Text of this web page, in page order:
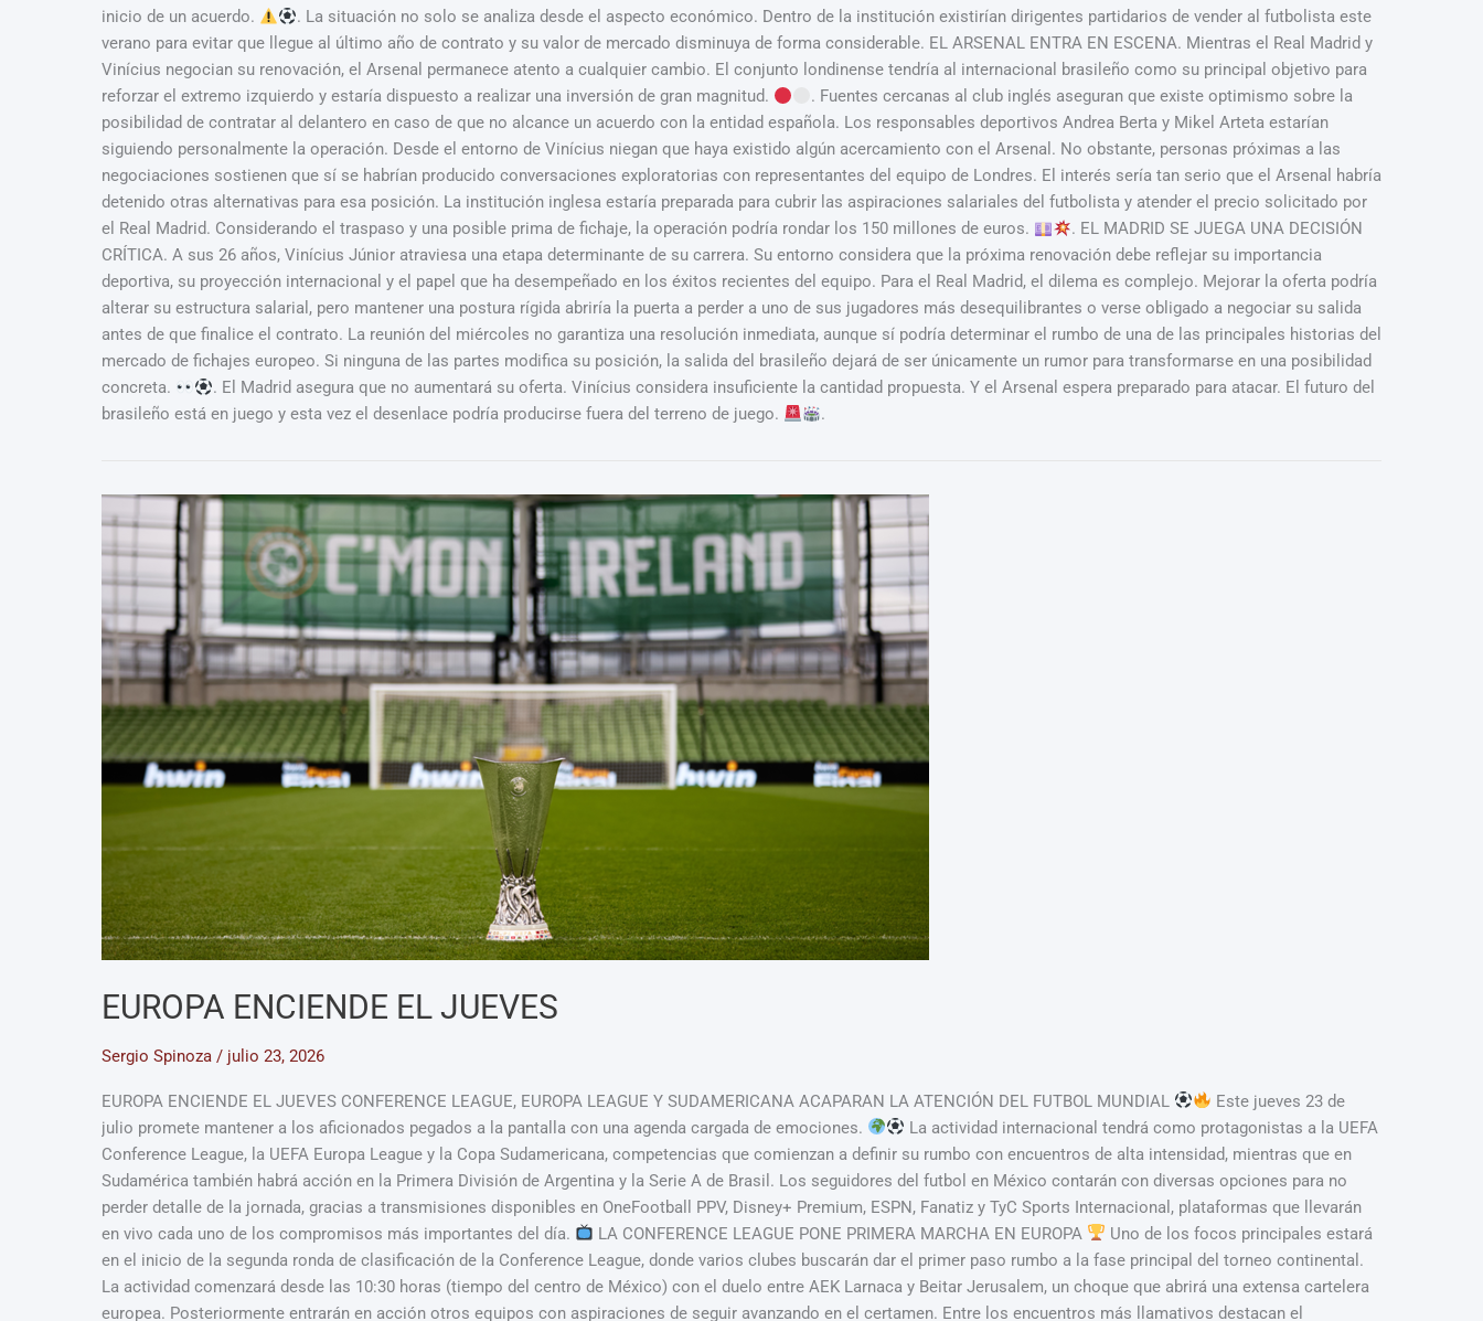
inicio de un acuerdo.
. La situación no solo se analiza desde el aspecto económico. Dentro de la institución existirían dirigentes partidarios de vender al futbolista este
verano para evitar que llegue al último año de contrato y su valor de mercado disminuya de forma considerable. EL ARSENAL ENTRA EN ESCENA. Mientras el Real Madrid y
Vinícius negocian su renovación, el Arsenal permanece atento a cualquier cambio. El conjunto londinense tendría al internacional brasileño como su principal objetivo para
reforzar el extremo izquierdo y estaría dispuesto a realizar una inversión de gran magnitud.
. Fuentes cercanas al club inglés aseguran que existe optimismo sobre la
posibilidad de contratar al delantero en caso de que no alcance un acuerdo con la entidad española. Los responsables deportivos Andrea Berta y Mikel Arteta estarían
siguiendo personalmente la operación. Desde el entorno de Vinícius niegan que haya existido algún acercamiento con el Arsenal. No obstante, personas próximas a las
negociaciones sostienen que sí se habrían producido conversaciones exploratorias con representantes del equipo de Londres. El interés sería tan serio que el Arsenal habría
detenido otras alternativas para esa posición. La institución inglesa estaría preparada para cubrir las aspiraciones salariales del futbolista y atender el precio solicitado por
el Real Madrid. Considerando el traspaso y una posible prima de fichaje, la operación podría rondar los 150 millones de euros.
. EL MADRID SE JUEGA UNA DECISIÓN
CRÍTICA. A sus 26 años, Vinícius Júnior atraviesa una etapa determinante de su carrera. Su entorno considera que la próxima renovación debe reflejar su importancia
deportiva, su proyección internacional y el papel que ha desempeñado en los éxitos recientes del equipo. Para el Real Madrid, el dilema es complejo. Mejorar la oferta podría
alterar su estructura salarial, pero mantener una postura rígida abriría la puerta a perder a uno de sus jugadores más desequilibrantes o verse obligado a negociar su salida
antes de que finalice el contrato. La reunión del miércoles no garantiza una resolución inmediata, aunque sí podría determinar el rumbo de una de las principales historias del
mercado de fichajes europeo. Si ninguna de las partes modifica su posición, la salida del brasileño dejará de ser únicamente un rumor para transformarse en una posibilidad
concreta.
. El Madrid asegura que no aumentará su oferta. Vinícius considera insuficiente la cantidad propuesta. Y el Arsenal espera preparado para atacar. El futuro del
brasileño está en juego y esta vez el desenlace podría producirse fuera del terreno de juego.
.
EUROPA ENCIENDE EL JUEVES
Sergio Spinoza / julio 23, 2026
EUROPA ENCIENDE EL JUEVES CONFERENCE LEAGUE, EUROPA LEAGUE Y SUDAMERICANA ACAPARAN LA ATENCIÓN DEL FUTBOL MUNDIAL
Este jueves 23 de
julio promete mantener a los aficionados pegados a la pantalla con una agenda cargada de emociones.
La actividad internacional tendrá como protagonistas a la UEFA
Conference League, la UEFA Europa League y la Copa Sudamericana, competencias que comienzan a definir su rumbo con encuentros de alta intensidad, mientras que en
Sudamérica también habrá acción en la Primera División de Argentina y la Serie A de Brasil. Los seguidores del futbol en México contarán con diversas opciones para no
perder detalle de la jornada, gracias a transmisiones disponibles en OneFootball PPV, Disney+ Premium, ESPN, Fanatiz y TyC Sports Internacional, plataformas que llevarán
en vivo cada uno de los compromisos más importantes del día.
LA CONFERENCE LEAGUE PONE PRIMERA MARCHA EN EUROPA
Uno de los focos principales estará
en el inicio de la segunda ronda de clasificación de la Conference League, donde varios clubes buscarán dar el primer paso rumbo a la fase principal del torneo continental.
La actividad comenzará desde las 10:30 horas (tiempo del centro de México) con el duelo entre AEK Larnaca y Beitar Jerusalem, un choque que abrirá una extensa cartelera
europea. Posteriormente entrarán en acción otros equipos con aspiraciones de seguir avanzando en el certamen. Entre los encuentros más llamativos destacan el